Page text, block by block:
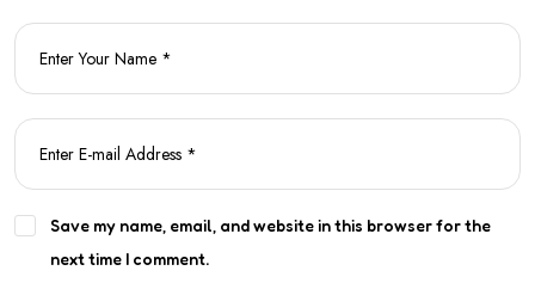
Save my name, email, and website in this browser for the
next time I comment.